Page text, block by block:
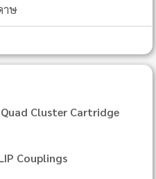
าษ
Cluster Cartridge
Couplings